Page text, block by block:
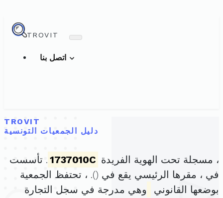
TROVIT
TROVIT
دليل الجمعيات التونسية
، مسجلة تحت الهوية الفريدة 1737010C . تأسست
في ، مقرها الرئيسي يقع في (). ، تحتفظ الجمعية
بوضعها القانوني
وهي مدرجة في سجل التجارة